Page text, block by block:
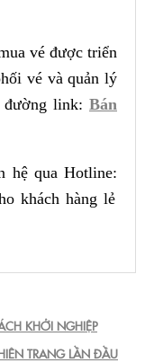
vé được triển
vé và quản lý
link: Bán
hệ qua Hotline:
khách hàng lẻ
KHỞI NGHIỆP
TRANG LẦN ĐẦU